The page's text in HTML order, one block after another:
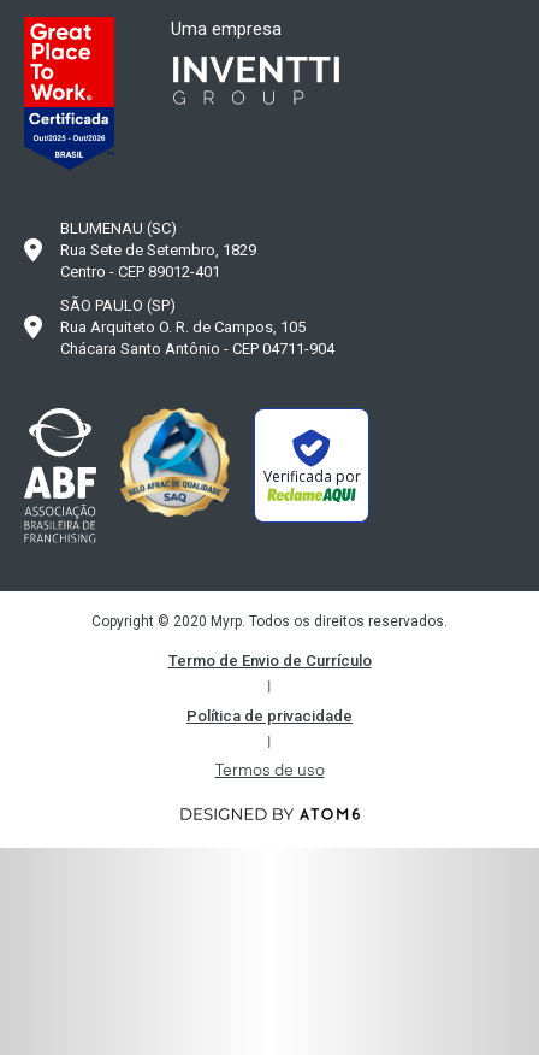
Uma empresa
BLUMENAU (SC)
Rua Sete de Setembro, 1829
Centro - CEP 89012-401
SÃO PAULO (SP)
Rua Arquiteto O. R. de Campos, 105
Chácara Santo Antônio - CEP 04711-904
Verificada por
Copyright © 2020 Myrp. Todos os direitos reservados.
Termo de Envio de Currículo
Política de privacidade
Termos de uso